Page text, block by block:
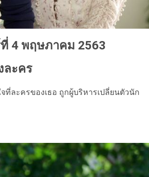
4 พฤษภาคม 2563
ละคร
ที่ละครของเธอ ถูกผู้บริหารเปลี่ยนตัวนัก